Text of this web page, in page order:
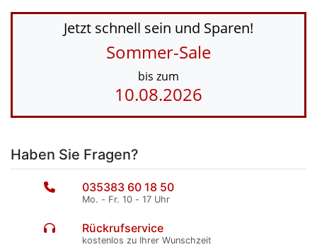
Jetzt schnell sein und Sparen!
Sommer-Sale
bis zum
10.08.2026
Haben Sie Fragen?
035383 60 18 50
Mo. - Fr. 10 - 17 Uhr
Rückrufservice
kostenlos zu Ihrer Wunschzeit